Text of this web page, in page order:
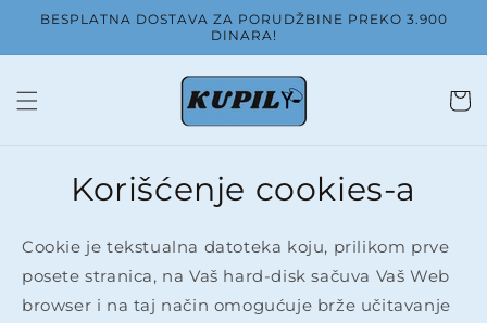
na
BESPLATNA DOSTAVA ZA PORUDŽBINE PREKO 3.900
DINARA!
Korpa
Korišćenje cookies-a
Cookie je tekstualna datoteka koju, prilikom prve
posete stranica, na Vaš hard-disk sačuva Vaš Web
browser i na taj način omogućuje brže učitavanje